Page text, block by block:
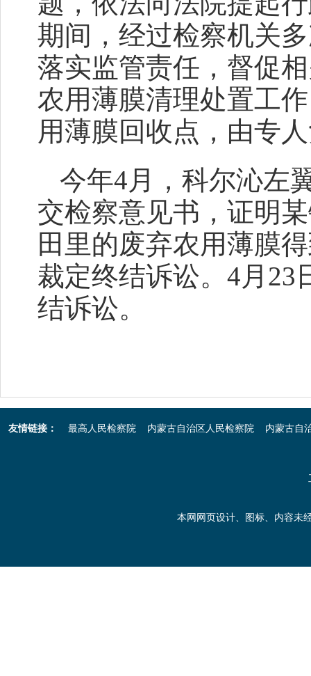
期间，经过检察机关
落实监管责任，督促
农用薄膜清理处置工
用薄膜回收点，由专
今年4月，科尔沁左
交检察意见书，证明
田里的废弃农用薄膜
裁定终结诉讼。4月23
结诉讼。
友情链接： 最高人民检察院 内蒙古自治区人民检察院 内蒙古自
本网网页设计、图标、内容未